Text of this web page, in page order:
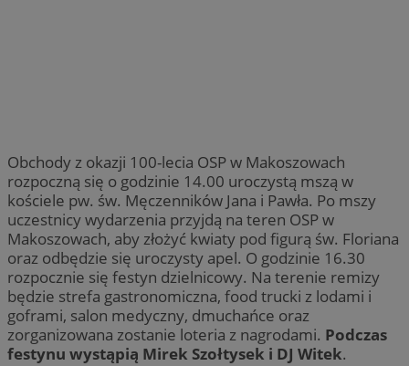
Obchody z okazji 100-lecia OSP w Makoszowach
rozpoczną się o godzinie 14.00 uroczystą mszą w
kościele pw. św. Męczenników Jana i Pawła. Po mszy
uczestnicy wydarzenia przyjdą na teren OSP w
Makoszowach, aby złożyć kwiaty pod figurą św. Floriana
oraz odbędzie się uroczysty apel. O godzinie 16.30
rozpocznie się festyn dzielnicowy. Na terenie remizy
będzie strefa gastronomiczna, food trucki z lodami i
goframi, salon medyczny, dmuchańce oraz
zorganizowana zostanie loteria z nagrodami. Podczas
festynu wystąpią Mirek Szołtysek i DJ Witek.